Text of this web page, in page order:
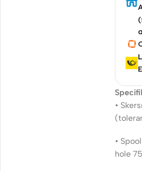
•
•
hole